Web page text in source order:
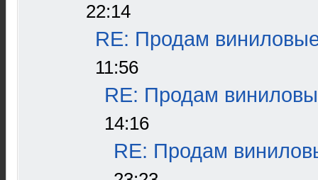
22:14
RE: Продам
11:56
RE: Продам
14:16
RE: Продам